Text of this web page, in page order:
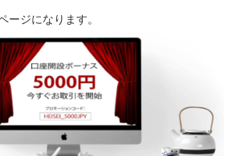
ージになります。